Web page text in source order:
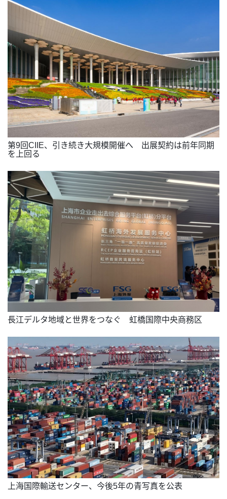
第9回CIIE、引き続き大規模開催へ 出展契約は前年同期
を上回る
長江デルタ地域と世界をつなぐ 虹橋国際中央商務区
上海国際輸送センター、今後5年の青写真を公表